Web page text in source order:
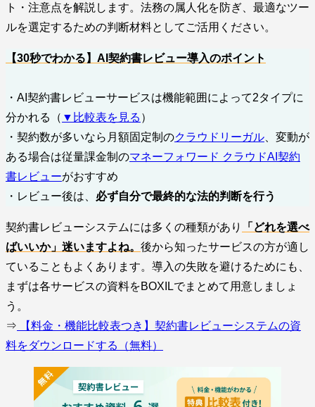
ト・注意点を解説します。法務の属人化を防ぎ、最適なツー
ルを選定するための判断材料としてご活用ください。
【30秒でわかる】AI契約書レビュー導入のポイント
・AI契約書レビューサービスは機能範囲によって2タイプに
分かれる（ ▼比較表を見る ）
・契約数が多いなら月額固定制のクラウドリーガル 、変動が
ある場合は従量課金制のマネーフォワード クラウドAI契約
書レビューがおすすめ
・レビュー後は、 必ず自分で最終的な法的判断を行う
契約書レビューシステムには多くの種類があり
「どれを選べ
ばいいか」迷いますよね。 後から知ったサービスの方が適し
ていることもよくあります。導入の失敗を避けるためにも、
まずは各サービスの資料をBOXILでまとめて用意しましょ
う。
⇒ 【料金・機能比較表つき】契約書レビューシステムの資
料をダウンロードする（無料）